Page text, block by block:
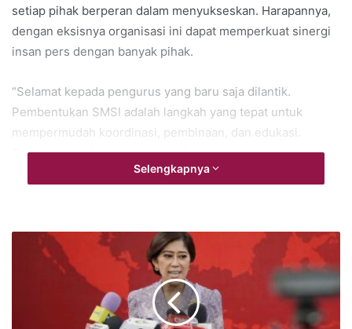
setiap pihak berperan dalam menyukseskan. Harapannya,
dengan eksisnya organisasi ini dapat memperkuat sinergi
insan pers dengan banyak pihak.
“Selamat kepada pengurus yang baru saja dilantik.
Pembentukan SMSI adalah langkah yang tepat untuk
mempermudah koordinasi, pembinaan, dan edukasi.
Tantangan kedepannya yang dihadapi dalam kemajuan era
teknologi informasi adalah jumlah media yang akan terus
Hal itu disampaikan di sela-sela pelantikan anggota Serikat
Media Siber Indonesia (SMSI) Samarinda.
Sebanyak 20 orang anggota Serikat Media Siber Indonesia
(SMSI) Samarinda telah resmi dilantik pada Senin
Selengkapnya